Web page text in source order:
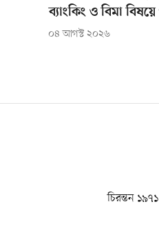
ব্যাংকিং ও বিমা
০৪ আগস্ট ২০২৬
চিরন্তন ১৯৭১